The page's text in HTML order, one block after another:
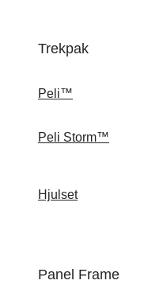
Trekpak
Peli™
Peli Storm™
Hjulset
Panel Frame